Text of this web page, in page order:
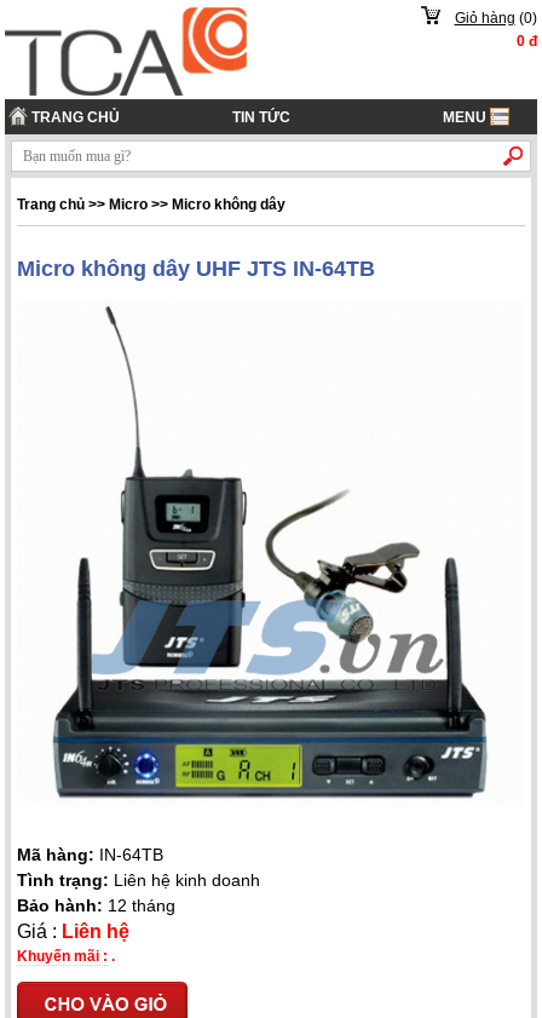
Giỏ hàng (0)
0đ
TRANG CHỦ TIN TỨC MENU
Trang chủ >> Micro >> Micro không dây
Micro không dây UHF JTS IN-64TB
Mã hàng: IN-64TB
Tình trạng: Liên hệ kinh doanh
Bảo hành: 12 tháng
Giá : Liên hệ
Khuyến mãi : .